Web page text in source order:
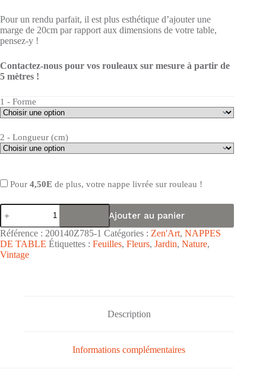
Pour un rendu parfait, il est plus esthétique d’ajouter une
marge de 20cm par rapport aux dimensions de votre table,
pensez-y !
Contactez-nous pour vos rouleaux sur mesure à partir de
5 mètres !
1 - Forme
2 - Longueur (cm)
Pour 4,50E de plus, votre nappe livrée sur rouleau !
quantité
de
Nappe
de
table
toile
Ajouter au panier
Référence : 200140Z785-1 Catégories : Zen'Art, NAPPES
DE TABLE Étiquettes : Feuilles, Fleurs, Jardin, Nature,
Vintage
Description
Informations complémentaires